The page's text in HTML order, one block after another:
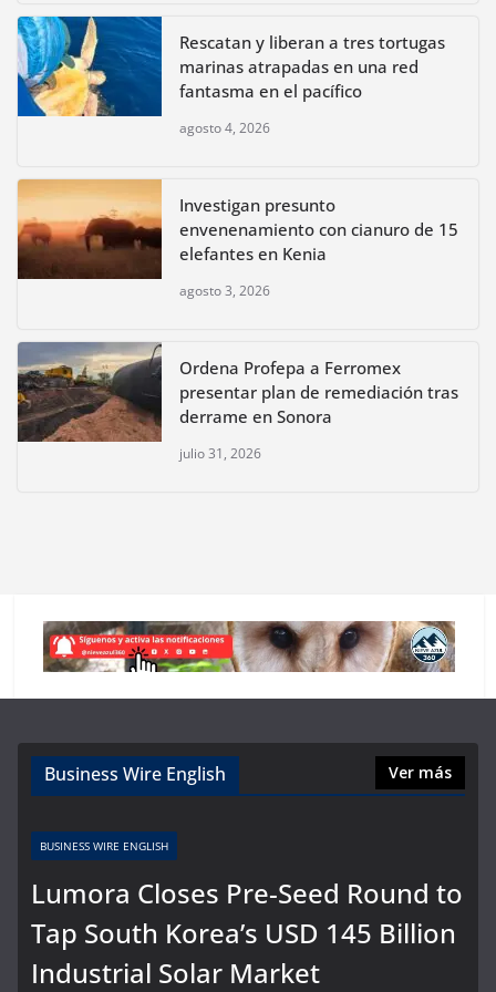
Rescatan y liberan a tres tortugas
marinas atrapadas en una red
fantasma en el pacífico
agosto 4, 2026
Investigan presunto
envenenamiento con cianuro de 15
elefantes en Kenia
agosto 3, 2026
Ordena Profepa a Ferromex
presentar plan de remediación tras
derrame en Sonora
julio 31, 2026
Business Wire English Ver más
BUSINESS WIRE ENGLISH
Lumora Closes Pre-Seed Round to
Tap South Korea’s USD 145 Billion
Industrial Solar Market